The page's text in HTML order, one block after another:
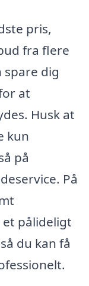
pris,
fra flere
dig
at
Husk at
kun
på
På
pålideligt
du kan få